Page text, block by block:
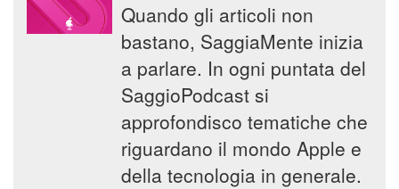
Quando gli articoli non
bastano, SaggiaMente inizia
a parlare. In ogni puntata del
SaggioPodcast si
approfondisco tematiche che
riguardano il mondo Apple e
della tecnologia in generale.